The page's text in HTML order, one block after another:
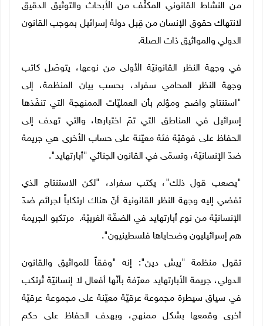
من النشاط القانوني المكثّف من الأبحاث والتوثيق الدقيق
لانتهاك حقوق الإنسان من قِبل دولة إسرائيل بموجب القانون
الدولي والمواثيق ذات الصلة.
في وجهة النظر القانونيّة الأولى من نوعها، يتوصّل كاتب
وجهة النظر المحامي سفراد، بحسب بيان المنظمة، إلى
"استنتاج واضح ومؤلم بأن العمليّات الممنهجة التي تنفّذها
إسرائيل في المناطق التي تمّ اختبارها، والتي تهدف إلى
الحفاظ على فوقيّة فئة معيّنة على حساب الأخرى هي جريمة
ضدّ الإنسانيّة، وتسمّى في القانون الجنائي "أبارتهايد".
"يصعب قول ذلك"، يكتب سفراد، "لكن الاستنتاج الذي
تفضي إليه وجهة النظر القانونية أنّ هناك ارتكاباً لجرائم ضدّ
الإنسانيّة من نوع أبارتهايد في الضفّة الغربيّة. مرتكبو الجريمة
هم إسرائيليون وضحاياها فلسطينيون".
تقولمنظمة "ييش دين": إنه "وفقاً للمواثيق والقانون
الدولي، جريمة الأبارتهايد معرّفة بأنّها أفعال لا إنسانيّة تُرتكب
في سياق سيطرة مجموعة عرقيّة معيّنة على مجموعة عرقيّة
أخرى وقمعها بشكل ممنهج، وبهدف الحفاظ على حكم